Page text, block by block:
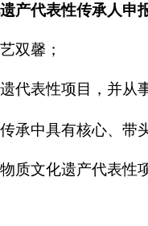
产代表性传承人申
双馨；
代表性项目，并从
承中具有核心、
质文化遗产代表性